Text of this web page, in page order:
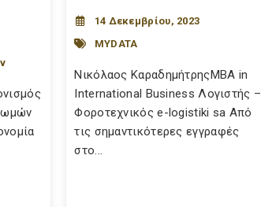
14 Δεκεμβρίου, 2023
MYDATA
Νικόλαος ΚαραδημήτρηςMBA in
International Business Λογιστής –
Φοροτεχνικός e-logistiki sa Από
τις σημαντικότερες εγγραφές
στο...